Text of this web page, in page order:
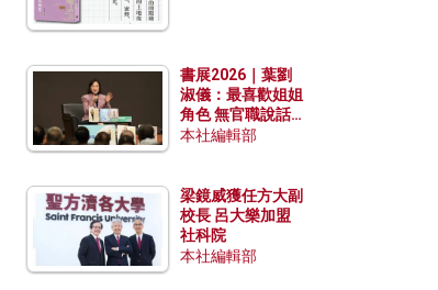
書展2026｜葉劉
淑儀：最喜歡姐姐
角色 無官職說話
包袱少
本社編輯部
梁鏡威獲任方大副
校長 呂大樂加盟
社科院
本社編輯部